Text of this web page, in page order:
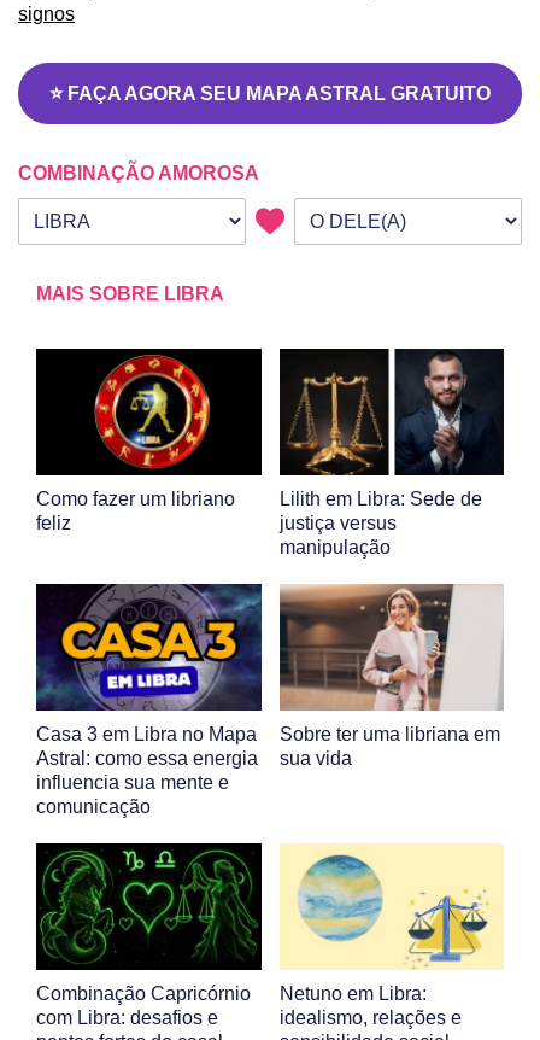
signos
⭐ FAÇA AGORA SEU MAPA ASTRAL GRATUITO
COMBINAÇÃO AMOROSA
Seu signo
Signo da outra pessoa
MAIS SOBRE LIBRA
Como fazer um libriano
feliz
Lilith em Libra: Sede de
justiça versus
manipulação
Casa 3 em Libra no Mapa
Astral: como essa energia
influencia sua mente e
comunicação
Sobre ter uma libriana em
sua vida
Combinação Capricórnio
com Libra: desafios e
Netuno em Libra:
idealismo, relações e